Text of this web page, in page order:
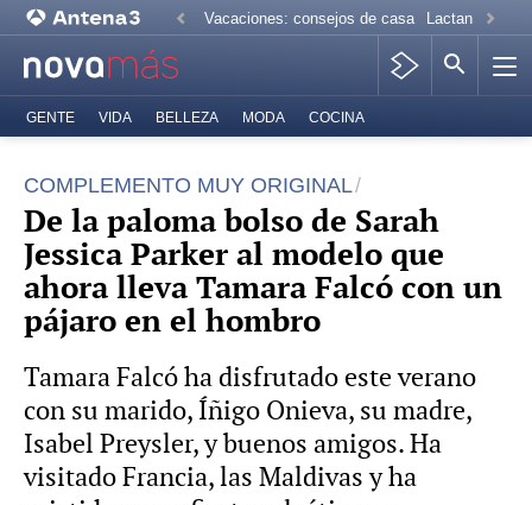
Vacaciones: consejos de casa Lactancia
GENTE VIDA BELLEZA MODA COCINA
COMPLEMENTO MUY ORIGINAL
De la paloma bolso de Sarah
Jessica Parker al modelo que
ahora lleva Tamara Falcó con un
pájaro en el hombro
Tamara Falcó ha disfrutado este verano
con su marido, Íñigo Onieva, su madre,
Isabel Preysler, y buenos amigos. Ha
visitado Francia, las Maldivas y ha